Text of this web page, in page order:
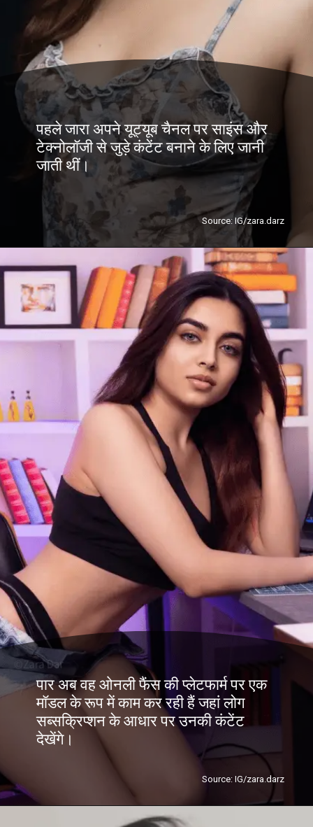
पहले जारा अपने यूट्यूब चैनल पर साइंस और
टेक्नोलॉजी से जुड़े कंटेंट बनाने के लिए जानी
जाती थीं।
Source: IG/zara.darz
पार अब वह ओनली फैंस की प्लेटफार्म पर एक
मॉडल के रूप में काम कर रही हैं जहां लोग
सब्सक्रिप्शन के आधार पर उनकी कंटेंट
देखेंगे।
Source: IG/zara.darz